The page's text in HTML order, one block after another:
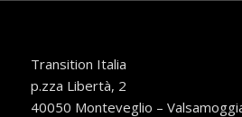
Transition Italia
p.zza Libertà, 2
40050 Monteveglio –